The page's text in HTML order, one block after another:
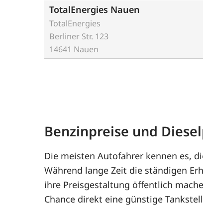
TotalEnergies Nauen
TotalEnergies
Berliner Str. 123
14641 Nauen
Benzinpreise und
Die meisten Autofahrer kennen es,
Während lange Zeit die ständigen
ihre Preisgestaltung öffentlich
Chance direkt eine günstige